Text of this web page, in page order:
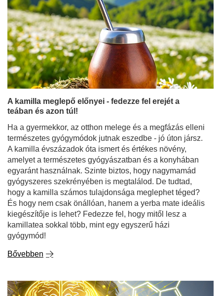
A kamilla meglepő előnyei - fedezze fel erejét a
teában és azon túl!
Ha a gyermekkor, az otthon melege és a megfázás elleni
természetes gyógymódok jutnak eszedbe - jó úton jársz.
A kamilla évszázadok óta ismert és értékes növény,
amelyet a természetes gyógyászatban és a konyhában
egyaránt használnak. Szinte biztos, hogy nagymamád
gyógyszeres szekrényében is megtalálod. De tudtad,
hogy a kamilla számos tulajdonsága meglephet téged?
És hogy nem csak önállóan, hanem a yerba mate ideális
kiegészítője is lehet? Fedezze fel, hogy mitől lesz a
kamillatea sokkal több, mint egy egyszerű házi
gyógymód!
Bővebben